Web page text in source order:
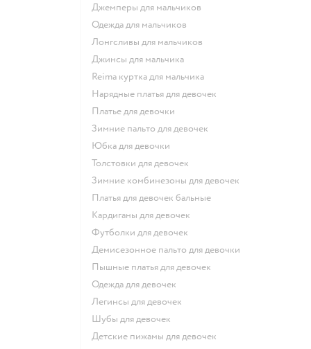
Джемперы для мальчиков
Одежда для мальчиков
Лонгсливы для мальчиков
Джинсы для мальчика
Reima куртка для мальчика
Нарядные платья для девочек
Платье для девочки
Зимние пальто для девочек
Юбка для девочки
Толстовки для девочек
Зимние комбинезоны для девочек
Платья для девочек бальные
Кардиганы для девочек
Футболки для девочек
Демисезонное пальто для девочки
Пышные платья для девочек
Одежда для девочек
Легинсы для девочек
Шубы для девочек
Детские пижамы для девочек